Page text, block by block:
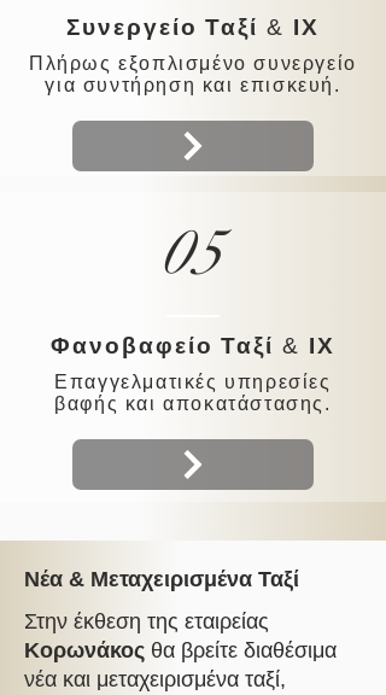
Συνεργείο Ταξί & IX
Πλήρως εξοπλισμένο συνεργείο
για συντήρηση και επισκευή.
05
Φανοβαφείο Ταξί & ΙΧ
Επαγγελματικές υπηρεσίες
βαφής και αποκατάστασης.
Νέα & Μεταχειρισμένα Ταξί
Στην έκθεση της εταιρείας
Κορωνάκος θα βρείτε διαθέσιμα
νέα και μεταχειρισμένα ταξί,